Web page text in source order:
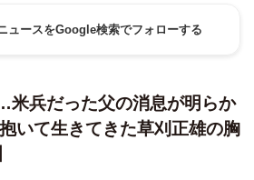
ュースをGoogle検索でフォローする
米兵だった父の消息が明らか
いて生きてきた草刈正雄の胸